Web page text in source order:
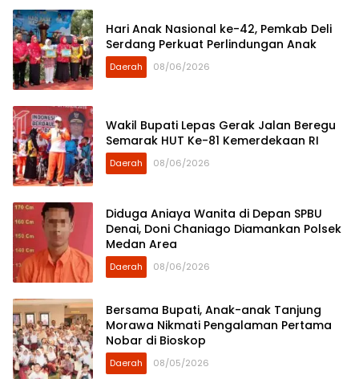
Hari Anak Nasional ke-42, Pemkab Deli
Serdang Perkuat Perlindungan Anak
Daerah 08/06/2026
Wakil Bupati Lepas Gerak Jalan Beregu
Semarak HUT Ke-81 Kemerdekaan RI
Daerah 08/06/2026
Diduga Aniaya Wanita di Depan SPBU
Denai, Doni Chaniago Diamankan Polsek
Medan Area
Daerah 08/06/2026
Bersama Bupati, Anak-anak Tanjung
Morawa Nikmati Pengalaman Pertama
Nobar di Bioskop
Daerah 08/05/2026